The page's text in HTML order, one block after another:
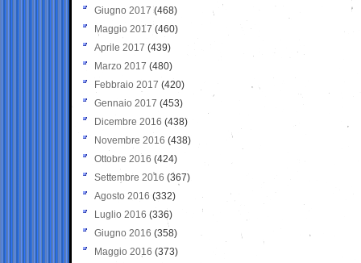
Giugno 2017 (468)
Maggio 2017 (460)
Aprile 2017 (439)
Marzo 2017 (480)
Febbraio 2017 (420)
Gennaio 2017 (453)
Dicembre 2016 (438)
Novembre 2016 (438)
Ottobre 2016 (424)
Settembre 2016 (367)
Agosto 2016 (332)
Luglio 2016 (336)
Giugno 2016 (358)
Maggio 2016 (373)